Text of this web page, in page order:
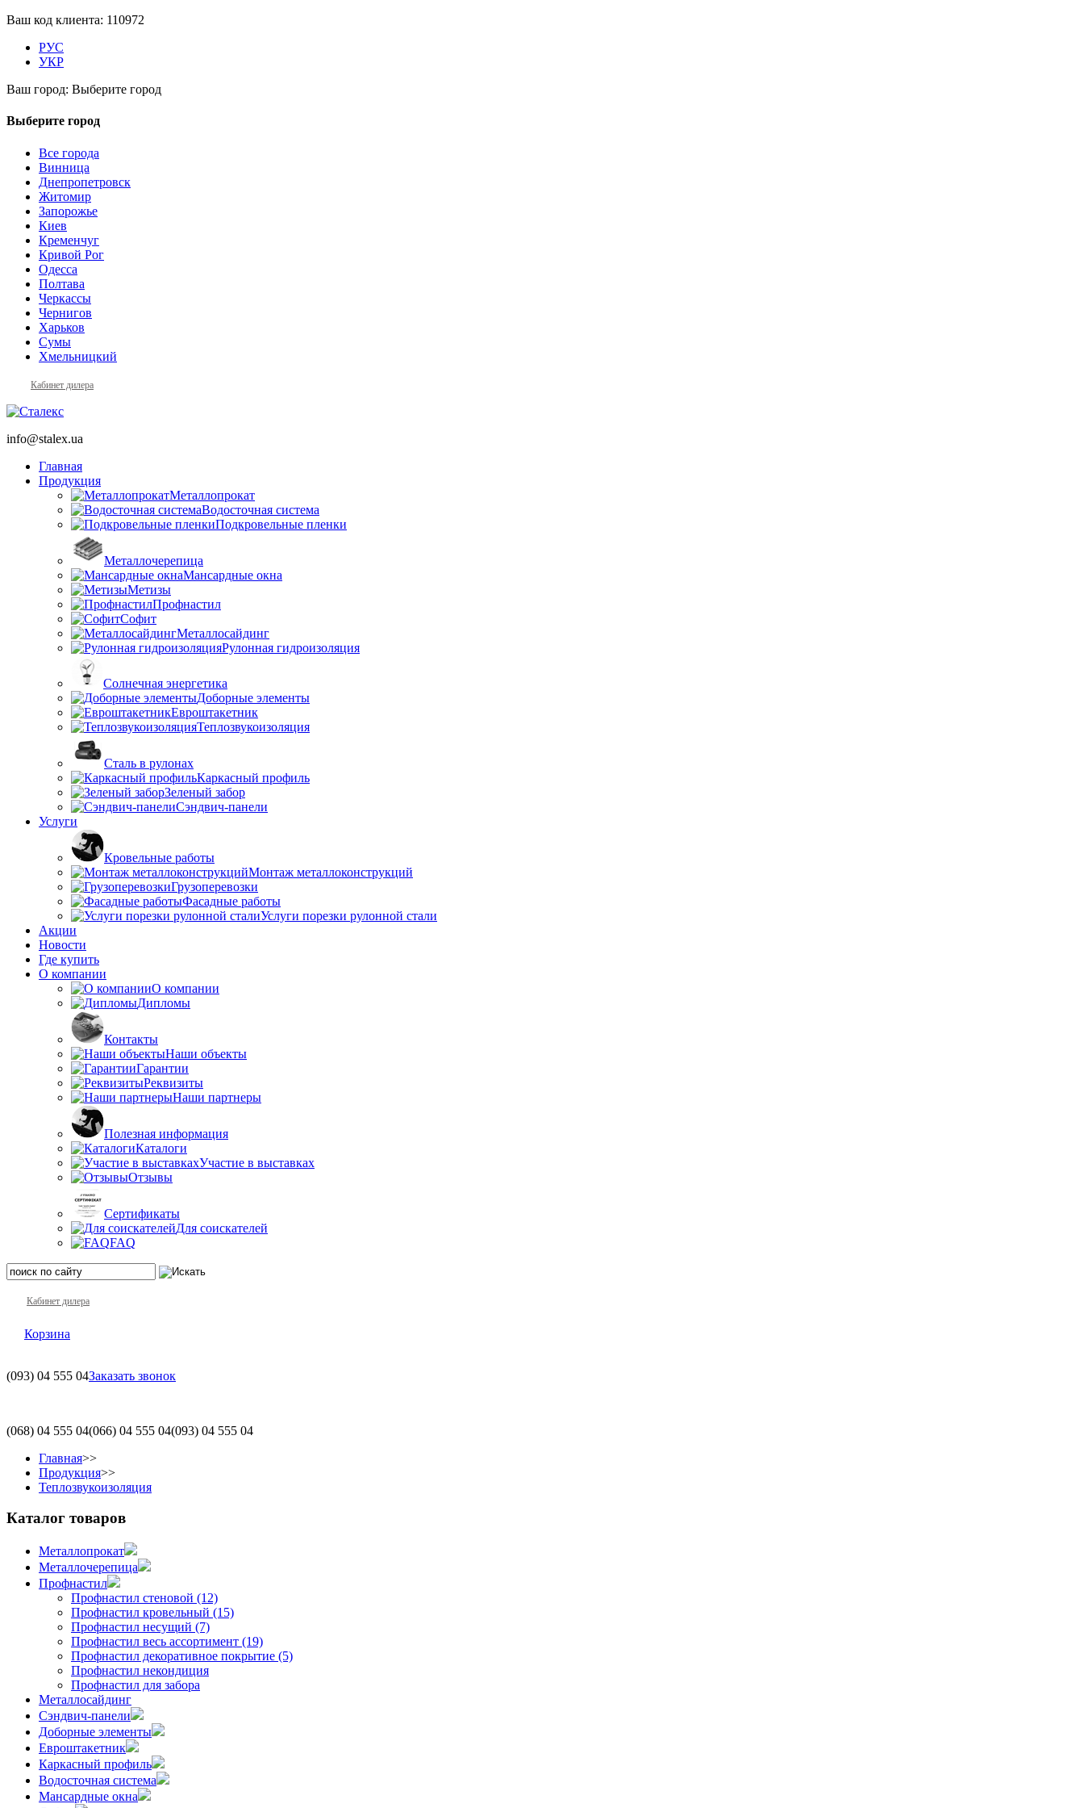
Ваш код клиента: 110972
РУС
УКР
Ваш город: Выберите город
Выберите город
Все города
Винница
Днепропетровск
Житомир
Запорожье
Киев
Кременчуг
Кривой Рог
Одесса
Полтава
Черкассы
Чернигов
Харьков
Сумы
Хмельницкий
Кабинет дилера
info@stalex.ua
Главная
Продукция
Металлопрокат
Водосточная система
Подкровельные пленки
Металлочерепица
Мансардные окна
Метизы
Профнастил
Софит
Металлосайдинг
Рулонная гидроизоляция
Солнечная энергетика
Доборные элементы
Евроштакетник
Теплозвукоизоляция
Сталь в рулонах
Каркасный профиль
Зеленый забор
Сэндвич-панели
Услуги
Кровельные работы
Монтаж металлоконструкций
Грузоперевозки
Фасадные работы
Услуги порезки рулонной стали
Акции
Новости
Где купить
О компании
О компании
Дипломы
Контакты
Наши объекты
Гарантии
Реквизиты
Наши партнеры
Полезная информация
Каталоги
Участие в выставках
Отзывы
Сертификаты
Для соискателей
FAQ
Кабинет дилера
Корзина
(093) 04 555 04Заказать звонок
(068) 04 555 04(066) 04 555 04(093) 04 555 04
Главная>>
Продукция>>
Теплозвукоизоляция
Каталог товаров
Металлопрокат
Металлочерепица
Профнастил
Профнастил стеновой (12)
Профнастил кровельный (15)
Профнастил несущий (7)
Профнастил весь ассортимент (19)
Профнастил декоративное покрытие (5)
Профнастил некондиция
Профнастил для забора
Металлосайдинг
Сэндвич-панели
Доборные элементы
Евроштакетник
Каркасный профиль
Водосточная система
Мансардные окна